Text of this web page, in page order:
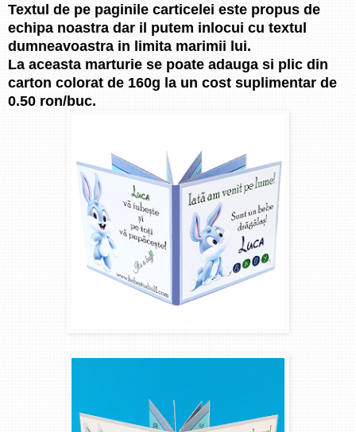
Textul de pe paginile carticelei este propus de
echipa noastra dar il putem inlocui cu textul
dumneavoastra in limita marimii lui.
La aceasta marturie se poate adauga si plic din
carton colorat de 160g la un cost suplimentar de
0.50 ron/buc.